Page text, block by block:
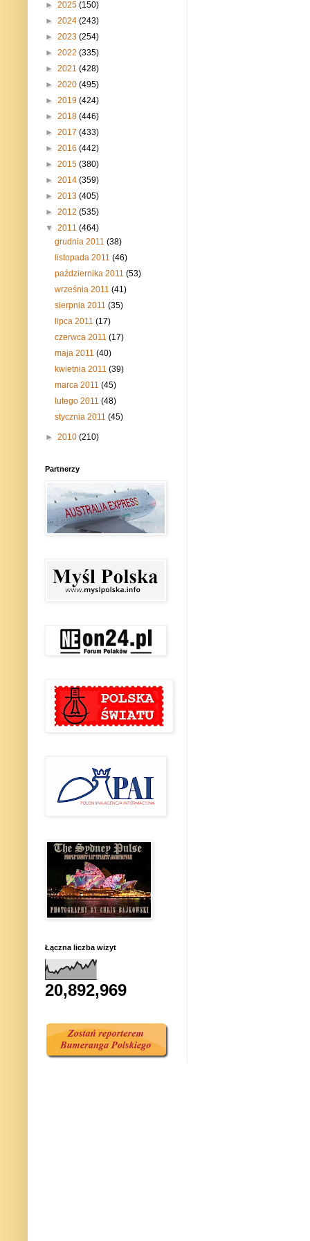
► 2025 (150)
► 2024 (243)
► 2023 (254)
► 2022 (335)
► 2021 (428)
► 2020 (495)
► 2019 (424)
► 2018 (446)
► 2017 (433)
► 2016 (442)
► 2015 (380)
► 2014 (359)
► 2013 (405)
► 2012 (535)
▼ 2011 (464)
grudnia 2011(38)
listopada 2011(46)
października 2011(53)
września 2011(41)
sierpnia 2011(35)
lipca 2011(17)
czerwca 2011(17)
maja 2011(40)
kwietnia 2011(39)
marca 2011(45)
lutego 2011(48)
stycznia 2011(45)
► 2010 (210)
Partnerzy
Łączna liczba wizyt
20,892,969